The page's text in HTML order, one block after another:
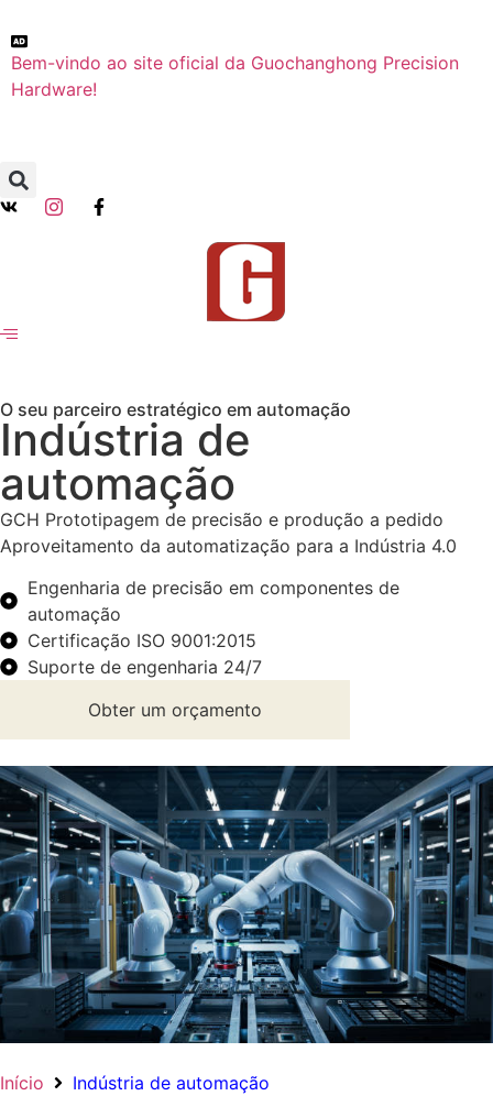
Bem-vindo ao site oficial da Guochanghong Precision
Hardware!
O seu parceiro estratégico em automação
Indústria de
automação
GCH Prototipagem de precisão e produção a pedido
Aproveitamento da automatização para a Indústria 4.0
Engenharia de precisão em componentes de
automação
Certificação ISO 9001:2015
Suporte de engenharia 24/7
Obter um orçamento
Início Indústria de automação